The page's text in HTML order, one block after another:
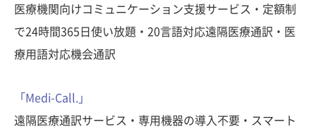
医療機関向けコミュニケーション支援サービス・定額制
で24時間365日使い放題・20言語対応遠隔医療通訳・医
療用語対応機会通訳
「Medi-Call.」
遠隔医療通訳サービス・専用機器の導入不要・スマート